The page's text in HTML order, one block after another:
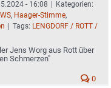
- 16:08 | Kategorien:
, Haager-Stimme,
| Tags: LENGDORF / ROTT /
Jens Worg aus Rott über
Schmerzen"
0